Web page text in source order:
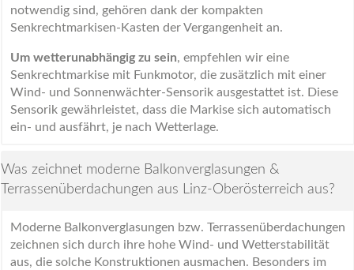
notwendig sind, gehören dank der kompakten
Senkrechtmarkisen-Kasten der Vergangenheit an.
Um wetterunabhängig zu sein, empfehlen wir eine
Senkrechtmarkise mit Funkmotor, die zusätzlich mit einer
Wind- und Sonnenwächter-Sensorik ausgestattet ist. Diese
Sensorik gewährleistet, dass die Markise sich automatisch
ein- und ausfährt, je nach Wetterlage.
Was zeichnet moderne Balkonverglasungen &
Terrassenüberdachungen aus Linz-Oberösterreich aus?
Moderne Balkonverglasungen bzw. Terrassenüberdachungen
zeichnen sich durch ihre hohe Wind- und Wetterstabilität
aus, die solche Konstruktionen ausmachen. Besonders im